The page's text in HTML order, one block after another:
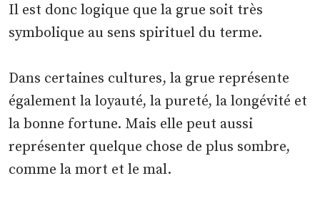
Il est donc logique que la grue soit très
symbolique au sens spirituel du terme.
Dans certaines cultures, la grue représente
également la loyauté, la pureté, la longévité et
la bonne fortune. Mais elle peut aussi
représenter quelque chose de plus sombre,
comme la mort et le mal.